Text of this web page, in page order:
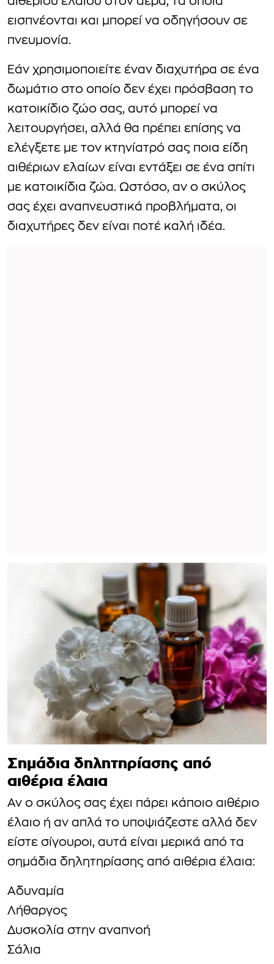
εισπνέονται και μπορεί να οδηγήσουν σε
πνευμονία.
Εάν χρησιμοποιείτε έναν διαχυτήρα σε ένα
δωμάτιο στο οποίο δεν έχει πρόσβαση το
κατοικίδιο ζώο σας, αυτό μπορεί να
λειτουργήσει, αλλά θα πρέπει επίσης να
ελέγξετε με τον κτηνίατρό σας ποια είδη
αιθέριων ελαίων είναι εντάξει σε ένα σπίτι
με κατοικίδια ζώα. Ωστόσο, αν ο σκύλος
σας έχει αναπνευστικά προβλήματα, οι
διαχυτήρες δεν είναι ποτέ καλή ιδέα.
Σημάδια δηλητηρίασης από
αιθέρια έλαια
Αν ο σκύλος σας έχει πάρει κάποιο αιθέριο
έλαιο ή αν απλά το υποψιάζεστε αλλά δεν
είστε σίγουροι, αυτά είναι μερικά από τα
σημάδια δηλητηρίασης από αιθέρια έλαια:
Αδυναμία
Λήθαργος
Δυσκολία στην αναπνοή
Σάλια